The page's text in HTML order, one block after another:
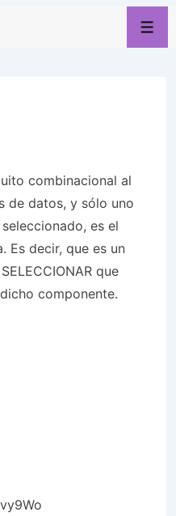
combinacional al
de datos, y sólo uno
es el
Es decir, que es un
que
componente.